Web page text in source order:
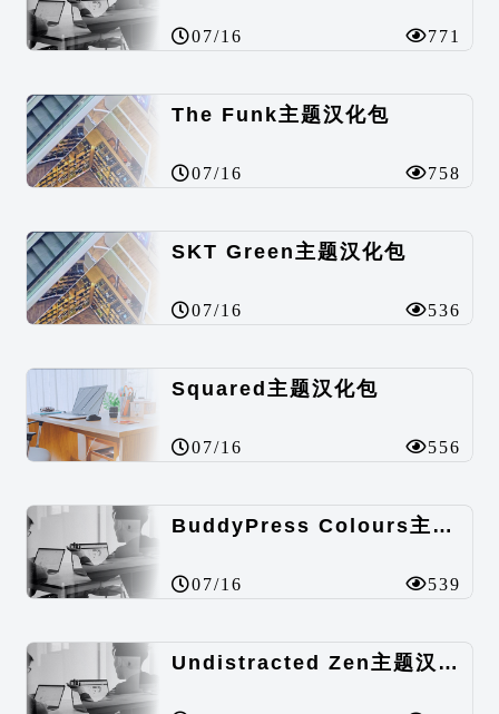
07/16 771
The Funk主题汉化包
07/16 758
SKT Green主题汉化包
07/16 536
Squared主题汉化包
07/16 556
BuddyPress Colours主题汉化包
07/16 539
Undistracted Zen主题汉化包